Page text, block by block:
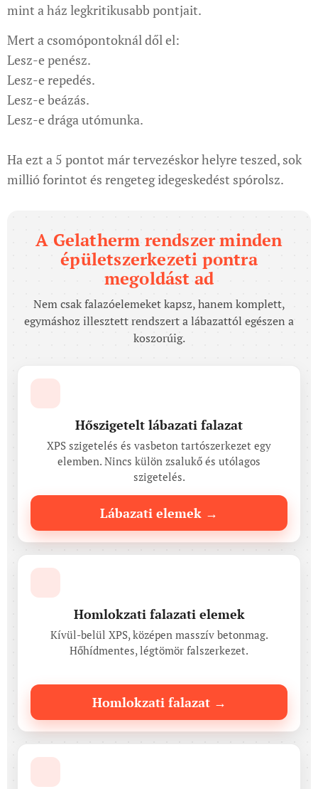
mint a ház legkritikusabb pontjait.
Mert a csomópontoknál dől el:
Lesz-e penész.
Lesz-e repedés.
Lesz-e beázás.
Lesz-e drága utómunka.
Ha ezt a 5 pontot már tervezéskor helyre teszed, sok
millió forintot és rengeteg idegeskedést spórolsz.
A Gelatherm rendszer minden
épületszerkezeti pontra
megoldást ad
Nem csak falazóelemeket kapsz, hanem komplett,
egymáshoz illesztett rendszert a lábazattól egészen a
koszorúig.
Hőszigetelt lábazati falazat
XPS szigetelés és vasbeton tartószerkezet egy
elemben. Nincs külön zsalukő és utólagos
szigetelés.
Lábazati elemek →
Homlokzati falazati elemek
Kívül-belül XPS, középen masszív betonmag.
Hőhídmentes, légtömör falszerkezet.
Homlokzati falazat →